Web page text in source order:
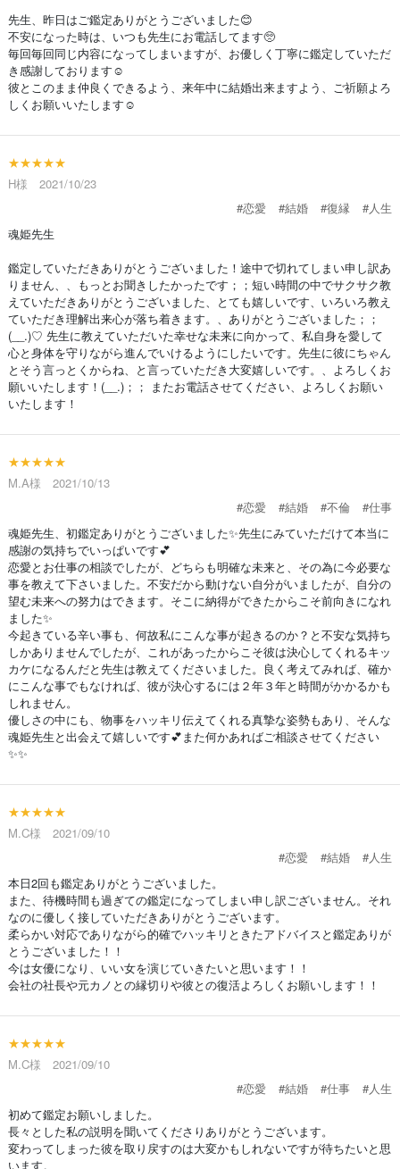
先生、昨日はご鑑定ありがとうございました😊
不安になった時は、いつも先生にお電話してます🥺
毎回毎回同じ内容になってしまいますが、お優しく丁寧に鑑定していただ
き感謝しております☺️
彼とこのまま仲良くできるよう、来年中に結婚出来ますよう、ご祈願よろ
しくお願いいたします☺️
★★★★★
H様 2021/10/23
#恋愛
#結婚 #復縁
#人生
魂姫先生
鑑定していただきありがとうございました！途中で切れてしまい申し訳あ
りません、、もっとお聞きしたかったです；；短い時間の中でサクサク教
えていただきありがとうございました、とても嬉しいです、いろいろ教え
ていただき理解出来心が落ち着きます。、ありがとうございました；；
(__.)♡ 先生に教えていただいた幸せな未来に向かって、私自身を愛して
心と身体を守りながら進んでいけるようにしたいです。先生に彼にちゃん
とそう言っとくからね、と言っていただき大変嬉しいです。、よろしくお
願いいたします！(__.)；； またお電話させてください、よろしくお願い
いたします！
★★★★★
M.A様 2021/10/13
#恋愛
#結婚 #不倫
#仕事
魂姫先生、初鑑定ありがとうございました✨先生にみていただけて本当に
感謝の気持ちでいっぱいです💕
恋愛とお仕事の相談でしたが、どちらも明確な未来と、その為に今必要な
事を教えて下さいました。不安だから動けない自分がいましたが、自分の
望む未来への努力はできます。そこに納得ができたからこそ前向きになれ
ました✨
今起きている辛い事も、何故私にこんな事が起きるのか？と不安な気持ち
しかありませんでしたが、これがあったからこそ彼は決心してくれるキッ
カケになるんだと先生は教えてくださいました。良く考えてみれば、確か
にこんな事でもなければ、彼が決心するには２年３年と時間がかかるかも
しれません。
優しさの中にも、物事をハッキリ伝えてくれる真摯な姿勢もあり、そんな
魂姫先生と出会えて嬉しいです💕また何かあればご相談させてください
✨✨
★★★★★
M.C様 2021/09/10
#恋愛
#結婚
#人生
本日2回も鑑定ありがとうございました。
また、待機時間も過ぎての鑑定になってしまい申し訳ございません。それ
なのに優しく接していただきありがとうございます。
柔らかい対応でありながら的確でハッキリときたアドバイスと鑑定ありが
とうございました！！
今は女優になり、いい女を演じていきたいと思います！！
会社の社長や元カノとの縁切りや彼との復活よろしくお願いします！！
★★★★★
M.C様 2021/09/10
#恋愛
#結婚 #仕事
#人生
初めて鑑定お願いしました。
長々とした私の説明を聞いてくださりありがとうございます。
変わってしまった彼を取り戻すのは大変かもしれないですが待ちたいと思
います。